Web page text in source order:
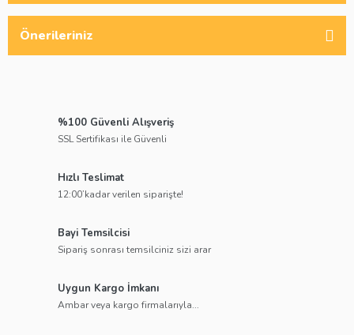
Önerileriniz
%100 Güvenli Alışveriş
SSL Sertifikası ile Güvenli
Hızlı Teslimat
12:00’kadar verilen siparişte!
Bayi Temsilcisi
Sipariş sonrası temsilciniz sizi arar
Uygun Kargo İmkanı
Ambar veya kargo firmalarıyla...